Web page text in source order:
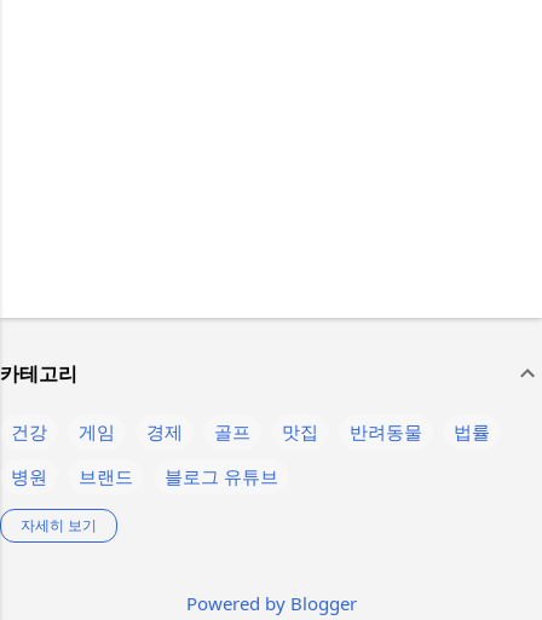
카테고리
건강 게임 경제 골프 맛집 반려동물
법률
병원
브랜드
블로그 유튜브
생활정보
스마트폰
콘텐츠 햄버거 K-pop
자세히 보기
Powered by Blogger